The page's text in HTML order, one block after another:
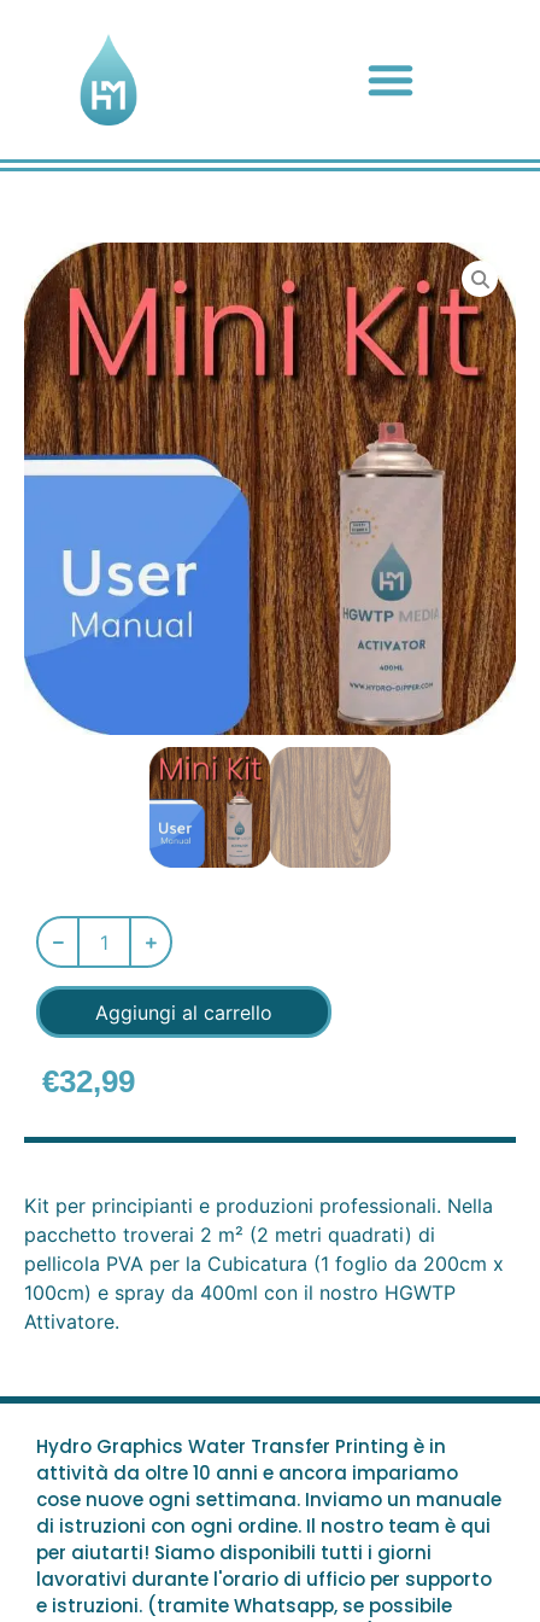
Aggiungi al carrello
€32,99
Kit per principianti e produzioni professionali. Nella
pacchetto troverai 2 m² (2 metri quadrati) di
pellicola PVA per la Cubicatura (1 foglio da 200cm x
100cm) e spray da 400ml con il nostro HGWTP
Attivatore.
Hydro Graphics Water Transfer Printing è in
attività da oltre 10 anni e ancora impariamo
cose nuove ogni settimana. Inviamo un manuale
di istruzioni con ogni ordine. Il nostro team è qui
per aiutarti! Siamo disponibili tutti i giorni
lavorativi durante l'orario di ufficio per supporto
e istruzioni. (tramite Whatsapp, se possibile